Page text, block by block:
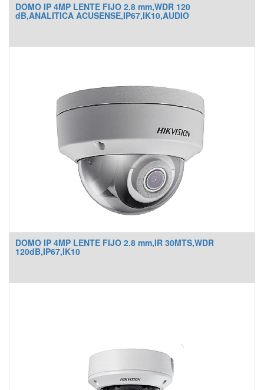
DOMO IP 4MP LENTE FIJO 2.8 mm,WDR 120
dB,ANALITICA ACUSENSE,IP67,IK10,AUDIO
DOMO IP 4MP LENTE FIJO 2.8 mm,IR 30MTS,WDR
120dB,IP67,IK10